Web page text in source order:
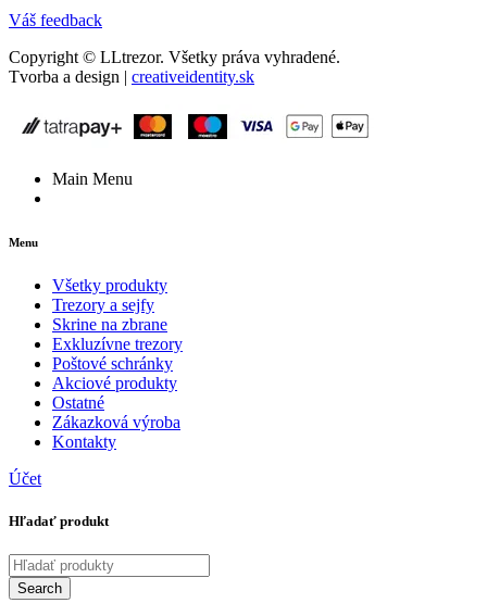
Váš feedback
Copyright © LLtrezor. Všetky práva vyhradené.
Tvorba a design | creativeidentity.sk
Main Menu
Menu
Všetky produkty
Trezory a sejfy
Skrine na zbrane
Exkluzívne trezory
Poštové schránky
Akciové produkty
Ostatné
Zákazková výroba
Kontakty
Účet
Hľadať produkt